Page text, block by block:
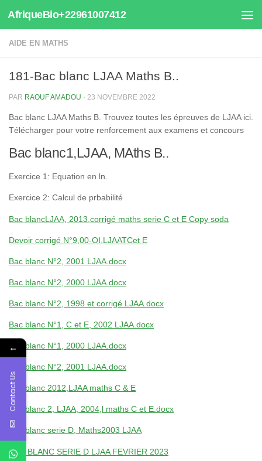
Au dessous du contenu
AfriqueBio+22961007412
AIDE EN MATHS
181-Bac blanc LJAA Maths B..
PAR RAOUF AMADOU · 23 NOVEMBRE 2022
Bac blanc LJAA Maths B. Trouvez toutes les épreuves de LJAA ici.
Télécharger pour votre renforcement aux examens et concours
Bac blanc1,LJAA, MAths B..
Exercice 1: Equation en ln.
Exercice 2: Calcul de prbabilité
Bac blancLJAA, 2013,corrigé maths serie C et E Copy soda
Devoir corrigé N°9,00-OI,LJAATCet E
Bac blanc N°2, 2001 LJAA.docx
Bac blanc N°2, 2000 LJAA.docx
Bac blanc N°2, 1998 et corrigé LJAA.docx
Bac blanc N°1, C et E, 2002 LJAA.docx
Bac blanc N°1, 2000 LJAA.docx
Bac blanc N°2, 2001 LJAA.docx
Bac blanc 2012,LJAA maths C & E
Bac blanc 2, LJAA, 2004,l maths C et E.docx
Bac blanc serie D, Maths2003 LJAA
BAC BLANC SERIE D LJAA FEVRIER 2023
←
Contact Us